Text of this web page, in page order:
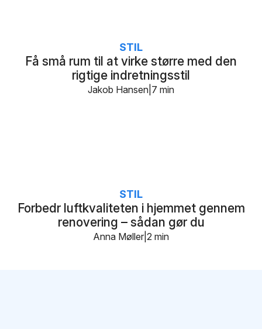
Få små rum til at virke større med den
rigtige indretningsstil
STIL
7 min
Jakob Hansen
Forbedr luftkvaliteten i hjemmet gennem
renovering – sådan gør du
STIL
2 min
Anna Møller